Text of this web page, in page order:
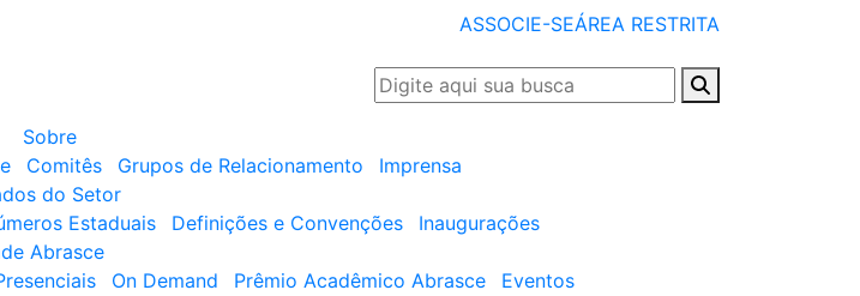
ASSOCIE-SEÁREA RESTRITA
Sobre
Comitês Grupos de Relacionamento
Imprensa
do Setor
Estaduais Definições e Convenções
Inaugurações
Abrasce
On Demand Prêmio Acadêmico Abrasce
Eventos